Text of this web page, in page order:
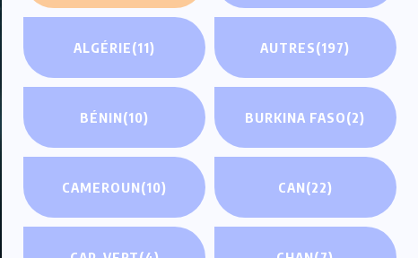
ALGÉRIE(11) AUTRES(197)
BÉNIN(10) BURKINA FASO(2)
CAMEROUN(10) CAN(22)